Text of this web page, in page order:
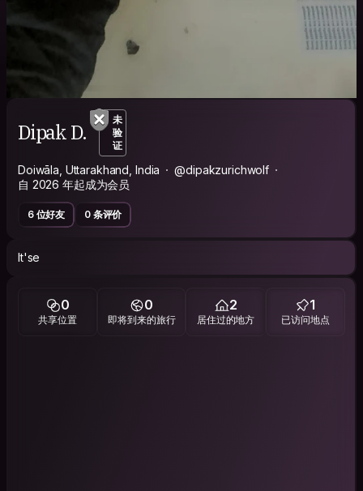
Dipak D.
未
验
证
Doiwāla, Uttarakhand, India
@dipakzurichwolf
自 2026 年起成为会员
6 位好友 0 条评价
It'se
0
共享位置
0
即将到来的旅行
2
居住过的地方
1
已访问地点